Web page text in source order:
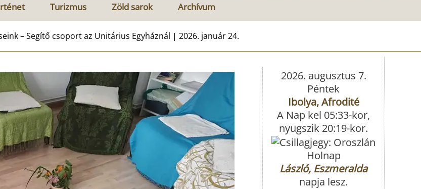
Turizmus Zöld sarok Archívum
– Segítő csoport az Unitárius Egyháznál | 2026. január 24.
2026. augusztus 7.
Péntek
Ibolya, Afrodité
A Nap kel 05:33-kor,
nyugszik 20:19-kor.
Holnap
László, Eszmeralda
napja lesz.